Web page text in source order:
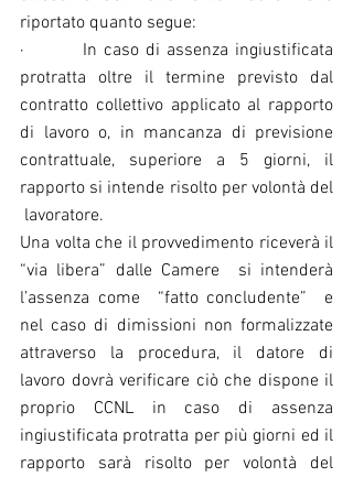
riportato quanto segue:
·         In caso di assenza ingiustificata
protratta oltre il termine previsto dal
contratto collettivo applicato al rapporto
di lavoro o, in mancanza di previsione
contrattuale, superiore a 5 giorni, il
rapporto si intende risolto per volontà del
lavoratore.
Una volta che il provvedimento riceverà il
“via libera” dalle Camere  si intenderà
l’assenza come  “fatto concludente”  e
nel caso di dimissioni non formalizzate
attraverso la procedura, il datore di
lavoro dovrà verificare ciò che dispone il
proprio CCNL in caso di assenza
ingiustificata protratta per più giorni ed il
rapporto sarà risolto per volontà del